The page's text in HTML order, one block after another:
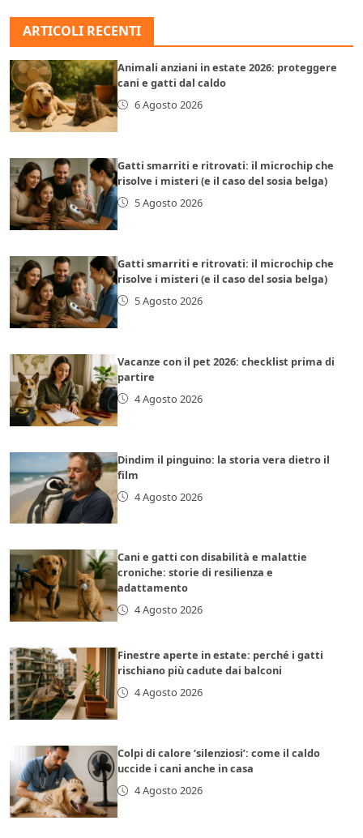
ARTICOLI RECENTI
Animali anziani in estate 2026: proteggere
cani e gatti dal caldo
6 Agosto 2026
Gatti smarriti e ritrovati: il microchip che
risolve i misteri (e il caso del sosia belga)
5 Agosto 2026
Gatti smarriti e ritrovati: il microchip che
risolve i misteri (e il caso del sosia belga)
5 Agosto 2026
Vacanze con il pet 2026: checklist prima di
partire
4 Agosto 2026
Dindim il pinguino: la storia vera dietro il
film
4 Agosto 2026
Cani e gatti con disabilità e malattie
croniche: storie di resilienza e
adattamento
4 Agosto 2026
Finestre aperte in estate: perché i gatti
rischiano più cadute dai balconi
4 Agosto 2026
Colpi di calore ‘silenziosi’: come il caldo
uccide i cani anche in casa
4 Agosto 2026